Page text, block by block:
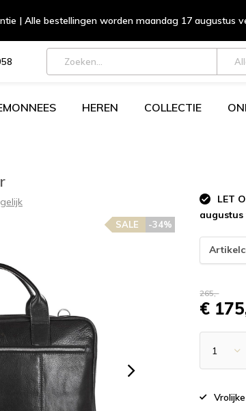
| Alle bestellingen worden maandag 17 augustus
HEREN COLLECTIE
-34%
SALE
LET
265,-
€